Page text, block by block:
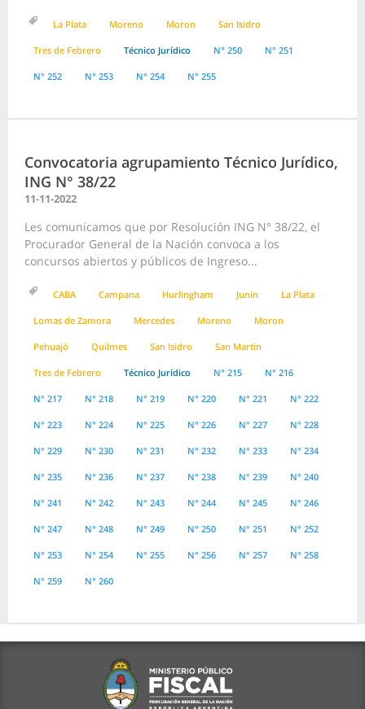
La Plata Moreno Moron San Isidro
Tres de Febrero Técnico Jurídico N° 250 N° 251
N° 252 N° 253 N° 254 N° 255
Convocatoria agrupamiento Técnico Jurídico,
ING N° 38/22
11-11-2022
Les comunicamos que por Resolución ING N° 38/22, el
Procurador General de la Nación convoca a los
concursos abiertos y públicos de Ingreso...
CABA Campana Hurlingham Junín La Plata
Lomas de Zamora Mercedes Moreno Moron
Pehuajó Quilmes San Isidro San Martin
Tres de Febrero Técnico Jurídico N° 215 N° 216
N° 217 N° 218 N° 219 N° 220 N° 221 N° 222
N° 223 N° 224 N° 225 N° 226 N° 227 N° 228
N° 229 N° 230 N° 231 N° 232 N° 233 N° 234
N° 235 N° 236 N° 237 N° 238 N° 239 N° 240
N° 241 N° 242 N° 243 N° 244 N° 245 N° 246
N° 247 N° 248 N° 249 N° 250 N° 251 N° 252
N° 253 N° 254 N° 255 N° 256 N° 257 N° 258
N° 259 N° 260